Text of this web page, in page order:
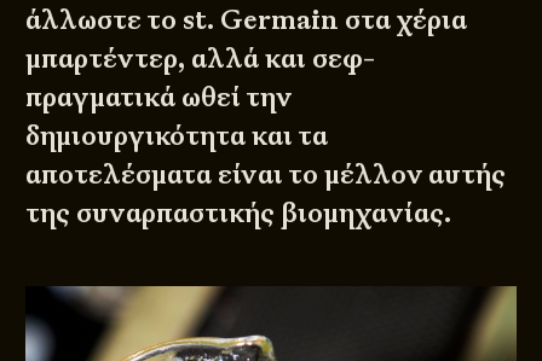
άλλωστε το st. Germain στα χέρια
μπαρτέντερ, αλλά και σεφ-
πραγματικά ωθεί την
δημιουργικότητα και τα
αποτελέσματα είναι το μέλλον αυτής
της συναρπαστικής βιομηχανίας.